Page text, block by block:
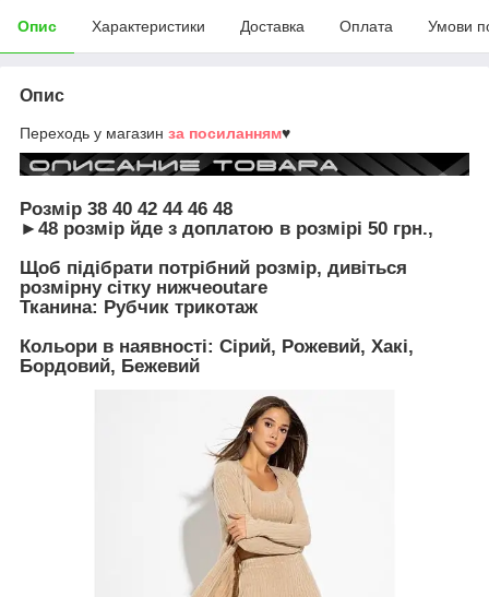
Опис Характеристики Доставка Оплата Умови
Опис
Переходь у магазин за посиланням♥
Розмір 38 40 42 44 46 48
►48 розмір йде з доплатою в розмірі 50 грн.,
Щоб підібрати потрібний розмір, дивіться
розмірну сітку нижчеoutare
Тканина: Рубчик трикотаж
Кольори в наявності: Сірий, Рожевий, Хакі,
Бордовий, Бежевий